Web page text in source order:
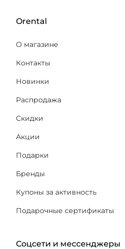
Orental
О магазине
Контакты
Новинки
Распродажа
Скидки
Акции
Подарки
Бренды
Купоны за активность
Подарочные сертификаты
Соцсети и мессенджеры